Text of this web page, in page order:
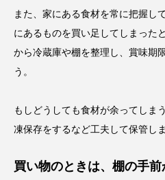
また、家にある食材を常に把握し
にあるものを買い足してしまった
から冷蔵庫や棚を整理し、賞味期
う。
もしどうしても食材が余ってしま
凍保存をするなど工夫して保管し
買い物のときは、棚の手